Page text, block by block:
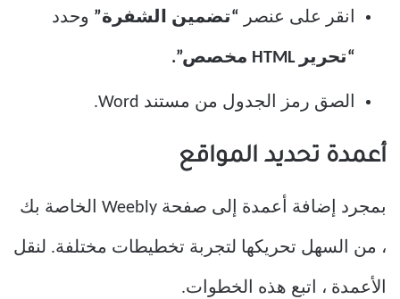
انقر على عنصر “تضمين الشفرة” وحدد
“تحرير HTML مخصص”.
الصق رمز الجدول من مستند Word.
أعمدة تحديد المواقع
بمجرد إضافة أعمدة إلى صفحة Weebly الخاصة بك
، من السهل تحريكها لتجربة تخطيطات مختلفة. لنقل
الأعمدة ، اتبع هذه الخطوات.